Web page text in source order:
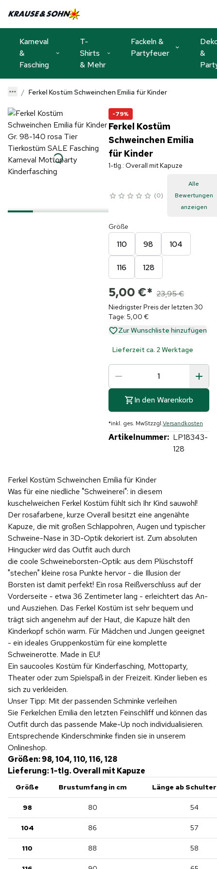
Karneval
&
Fasching
T-
Shirts
& Mehr
Fackeln &
Partyfeuer
&
Ferkel Kostüm Schweinchen Emilia für Kinder
-79%
Ferkel Kostüm
Schweinchen Emilia
für Kinder
1-tlg.: Overall mit Kapuze
0
Alle
Bewertungen
anzeigen
Größe
110 98 104
116 128
5,00 €* 23,95 €
Niedrigster Preis der letzten 30
Tage: 5,00 €
Zur Wunschliste hinzufügen
Lieferzeit ca. 2 Werktage
In den Warenkorb
*inkl. ges. MwStzzgl.Versandkosten
Artikelnummer: LP18343-
128
Ferkel Kostüm Schweinchen Emilia für Kinder
Was für eine niedliche "Schweinerei": in diesem
kuschelweichen Ferkel Kostüm fühlt sich Ihr Kind sauwohl!
Der rosafarbene, kurze Overall besitzt eine angenähte
Kapuze, die mit großen Schlappohren, Augen und typischer
Schweine-Nase in 3D-Optik dekoriert ist. Zum absoluten
Hingucker wird das Outfit auch durch
die coole Schweineborsten-Optik: aus dem Plüschstoff
"stechen" kleine rosa Punkte hervor - die Illusion der
Borsten ist damit perfekt! Ein rosa Reißverschluss auf der
Vorderseite - etwa 36 Zentimeter lang - erleichtert das An-
und Ausziehen. Das Ferkel Kostüm ist sehr bequem und
trägt sich angenehm auf der Haut, die Kapuze hält den
Kinderkopf schön warm. Für Mädchen und Jungen geeignet
- ein ideales Gruppenkostüm für eine komplette
Schweinerotte. Made in EU!
Ein saucooles Kostüm für Kinderfasching, Mottoparty,
Theater oder zum Spielspaß in der Freizeit. Kinder lieben es
sich zu verkleiden.
Unser Tipp: Mit der passenden Schminke verleihen
Sie Ferkelchen Emilia den letzten Feinschliff und können das
Outfit durch das passende Make-Up noch individualisieren.
Entsprechende Kinderschminke finden sie in unserem
Onlineshop.
Größen: 98, 104, 110, 116, 128
Lieferung: 1-tlg. Overall mit Kapuze
Größe Brustumfang in cm Länge ab
98 80 54
104 86 57
110 88 58